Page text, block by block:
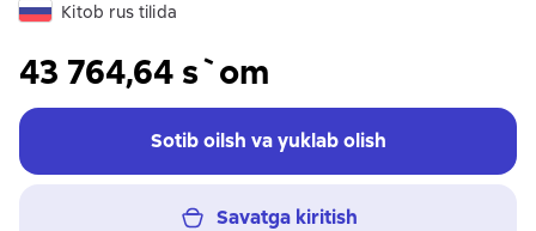
Kitob rus tilida
43 764,64 s`om
Sotib oilsh va yuklab olish
Savatga kiritish